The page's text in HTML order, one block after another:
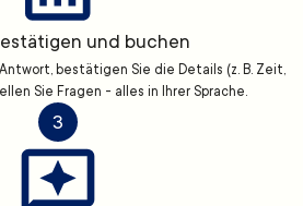
und buchen
bestätigen Sie die Details (z. B. Zeit,
Sie Fragen - alles in Ihrer Sprache.
3